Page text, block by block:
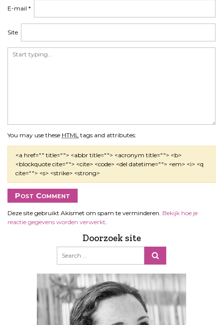
You may use these HTML tags and attributes:
<a href="" title=""> <abbr title=""> <acronym title=""> <b>
<blockquote cite=""> <cite> <code> <del datetime=""> <em> <i> <q
cite=""> <s> <strike> <strong>
E-mail *
Site
Deze site gebruikt Akismet om spam te verminderen. Bekijk hoe je
reactie gegevens worden verwerkt
Doorzoek site